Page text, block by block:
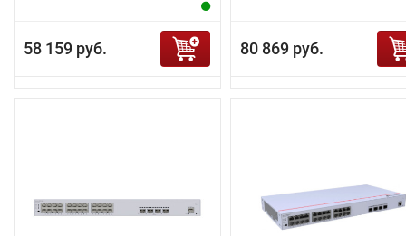
58 159 руб. 80 869 руб.